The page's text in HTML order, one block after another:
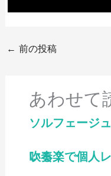
← 前の投稿
あわせて
ソルフェージ
吹奏楽で個人レッスンを受ける人っている？